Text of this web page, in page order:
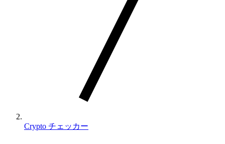
Crypto チェッカー